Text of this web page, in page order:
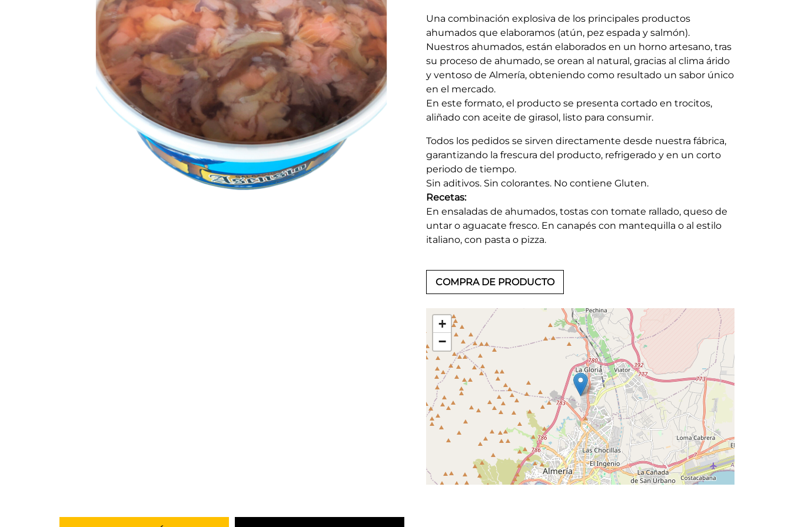
Una combinación explosiva de los principales productos
ahumados que elaboramos (atún, pez espada y salmón).
Nuestros ahumados, están elaborados en un horno artesano, tras
su proceso de ahumado, se orean al natural, gracias al clima árido
y ventoso de Almería, obteniendo como resultado un sabor único
en el mercado.
En este formato, el producto se presenta cortado en trocitos,
aliñado con aceite de girasol, listo para consumir.
Todos los pedidos se sirven directamente desde nuestra fábrica,
garantizando la frescura del producto, refrigerado y en un corto
periodo de tiempo.
Sin aditivos. Sin colorantes. No contiene Gluten.
Recetas:
En ensaladas de ahumados, tostas con tomate rallado, queso de
untar o aguacate fresco. En canapés con mantequilla o al estilo
italiano, con pasta o pizza.
COMPRA DE PRODUCTO
+
−